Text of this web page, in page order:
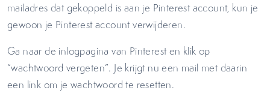
mailadres dat gekoppeld is aan je Pinterest account, kun je
gewoon je Pinterest account verwijderen.
Ga naar de inlogpagina van Pinterest en klik op
“wachtwoord vergeten”. Je krijgt nu een mail met daarin
een link om je wachtwoord te resetten.